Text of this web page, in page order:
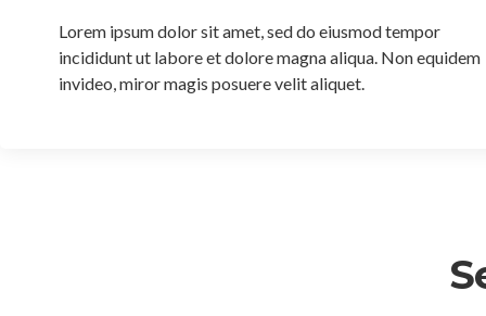
Lorem ipsum dolor sit amet, sed do eiusmod tempor
incididunt ut labore et dolore magna aliqua. Non equidem
invideo, miror magis posuere velit aliquet.